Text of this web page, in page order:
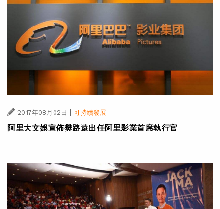
2017年08月02日 可持續發展
阿里大文娛宣佈樊路遠出任阿里影業首席執行官